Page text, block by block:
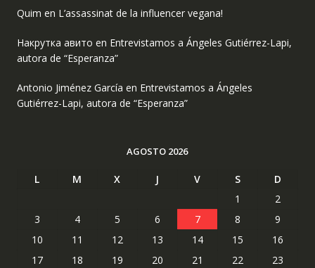
Quim en L’assassinat de la influencer vegana!
Накрутка авито en Entrevistamos a Ángeles Gutiérrez-Lapi,
autora de “Esperanza”
Antonio Jiménez García en Entrevistamos a Ángeles
Gutiérrez-Lapi, autora de “Esperanza”
AGOSTO 2026
L M X J V S
D
1
2
3
4 5 6 7 8
9
10
11 12 13 14 15
16
17
18 19 20 21 22
23